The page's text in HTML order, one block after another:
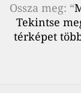
Ossza meg: “
Tekintse
térképet